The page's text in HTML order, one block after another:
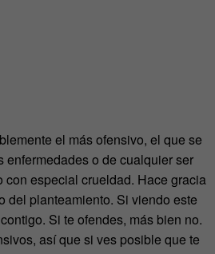
el más ofensivo, el que se
enfermedades o de cualquier ser
con especial crueldad. Hace gracia
del planteamiento. Si viendo este
Si te ofendes, más bien no.
así que si ves posible que te